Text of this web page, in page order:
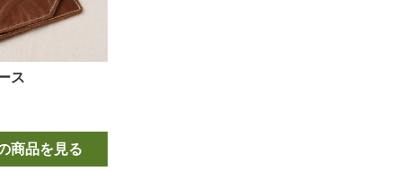
ス
商品を見る